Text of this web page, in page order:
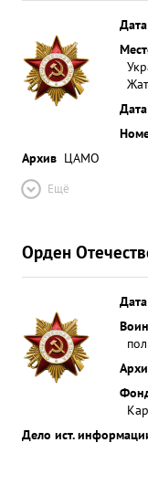
Архив ЦАМО
Ещё
Орден
Дело ист.